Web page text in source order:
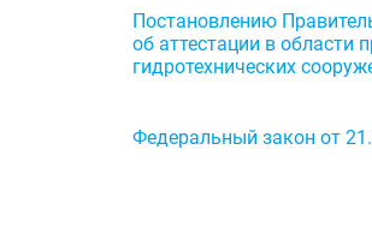
Постановлению
об аттестации в области
гидротехнических
Федеральный закон от